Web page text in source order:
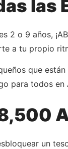
las
2 o 9 años,
a tu propio
que
para todos en
un